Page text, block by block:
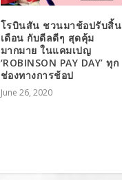
โรบินสัน ชวนมาช้อปรับสิ้น
เดือน กับดีลดีๆ สุดคุ้ม
มากมาย ในแคมเปญ
‘ROBINSON PAY DAY’ ทุก
ช่องทางการช้อป
June 26, 2020